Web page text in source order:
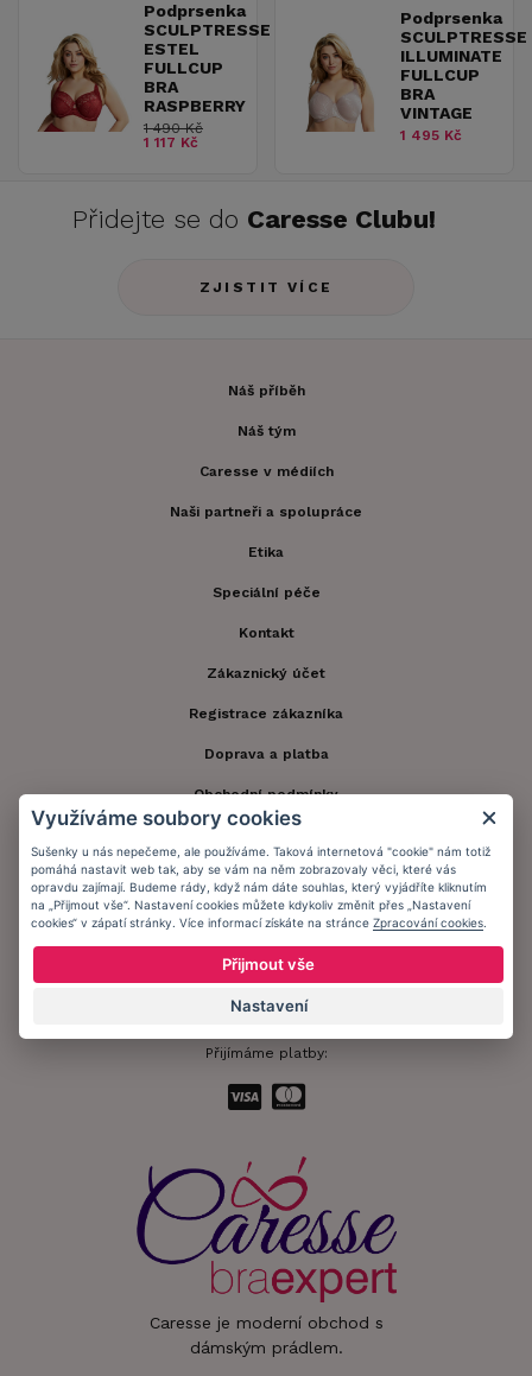
Podprsenka
SCULPTRESSE
ESTEL
FULLCUP
BRA
RASPBERRY
1 490 Kč
1 117 Kč
Podprsenka
SCULPTRESSE
ILLUMINATE
FULLCUP
BRA
VINTAGE
1 495 Kč
Přidejte se do Caresse Clubu!
ZJISTIT VÍCE
Caresse je moderní obchod s
dámským prádlem.
Náš příběh
Náš tým
Caresse v médiích
Naši partneři a spolupráce
Etika
Speciální péče
Kontakt
Zákaznický účet
Registrace zákazníka
Doprava a platba
Obchodní podmínky
Ochrana osobních údajů
Informační memorandum
Zůstaňte s námi v kontaktu.
Přijímáme platby:
Využíváme soubory cookies
Sušenky u nás nepečeme, ale používáme. Taková internetová "cookie" nám totiž
pomáhá nastavit web tak, aby se vám na něm zobrazovaly věci, které vás
opravdu zajímají. Budeme rády, když nám dáte souhlas, který vyjádříte kliknutím
na „Přijmout vše“. Nastavení cookies můžete kdykoliv změnit přes „Nastavení
cookies“ v zápatí stránky. Více informací získáte na stránce Zpracování cookies
Přijmout vše
Nastavení